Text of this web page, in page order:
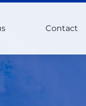
Contact